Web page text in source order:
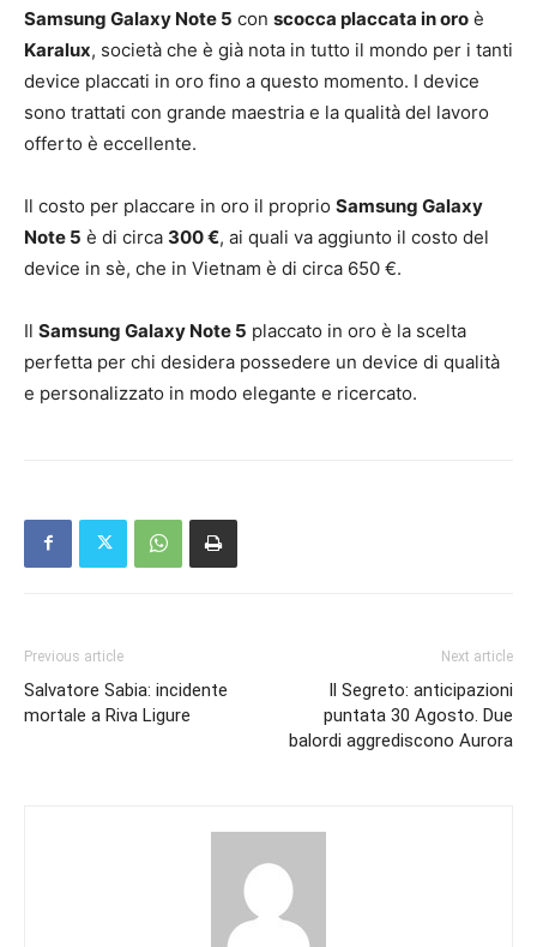
Samsung Galaxy Note 5 con scocca placcata in oro è
Karalux, società che è già nota in tutto il mondo per i tanti
device placcati in oro fino a questo momento. I device
sono trattati con grande maestria e la qualità del lavoro
offerto è eccellente.
Il costo per placcare in oro il proprio Samsung Galaxy
Note 5 è di circa 300 €, ai quali va aggiunto il costo del
device in sè, che in Vietnam è di circa 650 €.
Il Samsung Galaxy Note 5 placcato in oro è la scelta
perfetta per chi desidera possedere un device di qualità
e personalizzato in modo elegante e ricercato.
Previous article
Salvatore Sabia: incidente
mortale a Riva Ligure
Next article
Il Segreto: anticipazioni
puntata 30 Agosto. Due
balordi aggrediscono Aurora